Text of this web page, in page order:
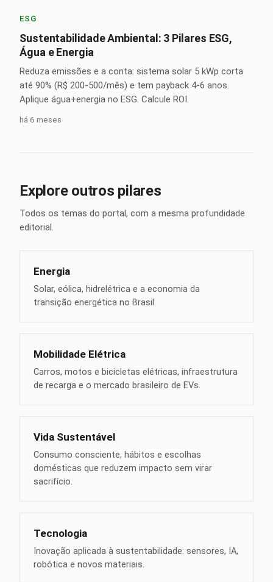
ESG
Sustentabilidade Ambiental: 3 Pilares ESG,
Água e Energia
Reduza emissões e a conta: sistema solar 5 kWp corta
até 90% (R$ 200-500/mês) e tem payback 4-6 anos.
Aplique água+energia no ESG. Calcule ROI.
há 6 meses
Explore outros pilares
Todos os temas do portal, com a mesma profundidade
editorial.
Energia
Solar, eólica, hidrelétrica e a economia da
transição energética no Brasil.
Mobilidade Elétrica
Carros, motos e bicicletas elétricas, infraestrutura
de recarga e o mercado brasileiro de EVs.
Vida Sustentável
Consumo consciente, hábitos e escolhas
domésticas que reduzem impacto sem virar
sacrifício.
Tecnologia
Inovação aplicada à sustentabilidade: sensores, IA,
robótica e novos materiais.